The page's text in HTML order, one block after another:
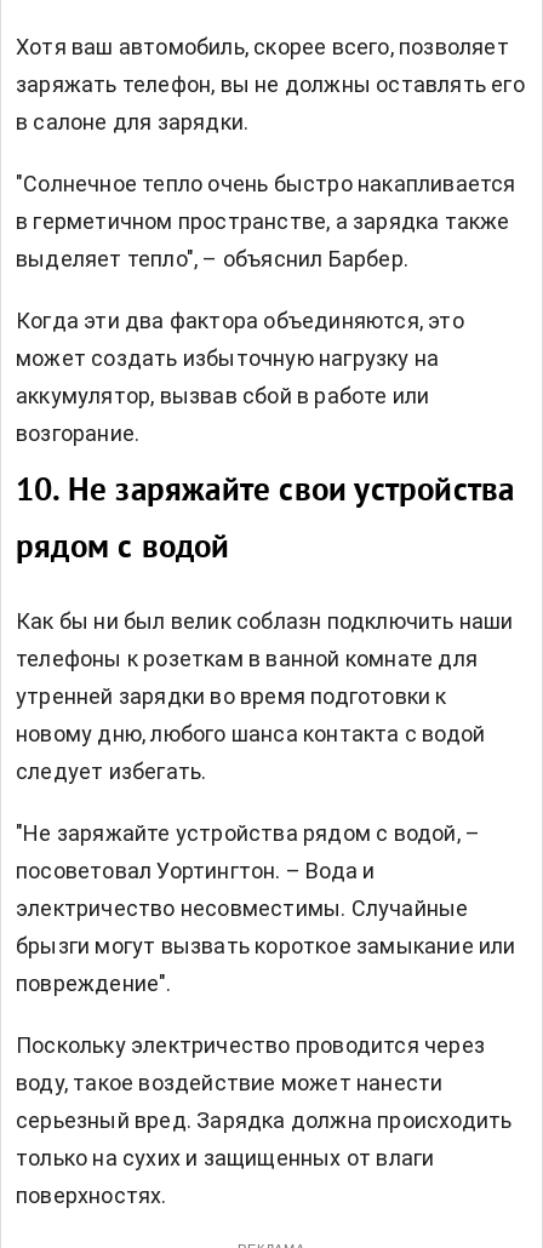
Хотя ваш автомобиль, скорее всего, позволяет
заряжать телефон, вы не должны оставлять его
в салоне для зарядки.
"Солнечное тепло очень быстро накапливается
в герметичном пространстве, а зарядка также
выделяет тепло", – объяснил Барбер.
Когда эти два фактора объединяются, это
может создать избыточную нагрузку на
аккумулятор, вызвав сбой в работе или
возгорание.
10. Не заряжайте свои устройства
рядом с водой
Как бы ни был велик соблазн подключить наши
телефоны к розеткам в ванной комнате для
утренней зарядки во время подготовки к
новому дню, любого шанса контакта с водой
следует избегать.
"Не заряжайте устройства рядом с водой, –
посоветовал Уортингтон. – Вода и
электричество несовместимы. Случайные
брызги могут вызвать короткое замыкание или
повреждение".
Поскольку электричество проводится через
воду, такое воздействие может нанести
серьезный вред. Зарядка должна происходить
только на сухих и защищенных от влаги
поверхностях.